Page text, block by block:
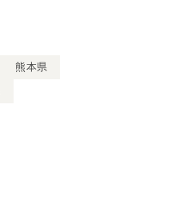
熊本県